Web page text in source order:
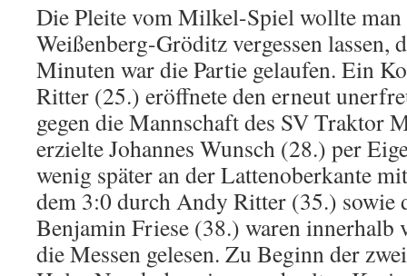
Die Pleite vom Milkel-Spiel wollte man
Weißenberg-Gröditz vergessen lassen,
Minuten war die Partie gelaufen. Ein
Ritter (25.) eröffnete den erneut
gegen die Mannschaft des SV Traktor
erzielte Johannes Wunsch (28.) per
wenig später an der Lattenoberkante
dem 3:0 durch Andy Ritter (35.) sowie
Benjamin Friese (38.) waren innerhalb
die Messen gelesen. Zu Beginn der